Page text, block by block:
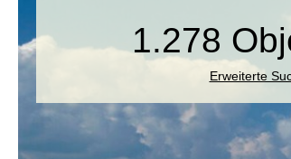
1.278
Erweiterte